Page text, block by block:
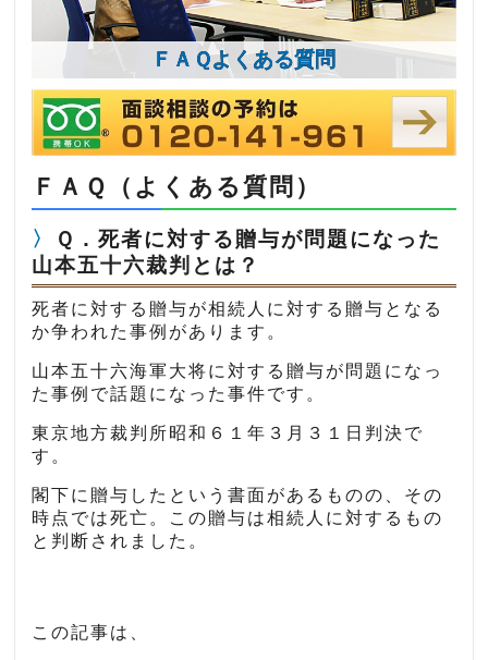
ＦＡＱよくある質問
ＦＡＱ（よくある質問）
Ｑ．死者に対する贈与が問題になった
山本五十六裁判とは？
死者に対する贈与が相続人に対する贈与となる
か争われた事例があります。
山本五十六海軍大将に対する贈与が問題になっ
た事例で話題になった事件です。
東京地方裁判所昭和６１年３月３１日判決で
す。
閣下に贈与したという書面があるものの、その
時点では死亡。この贈与は相続人に対するもの
と判断されました。
この記事は、